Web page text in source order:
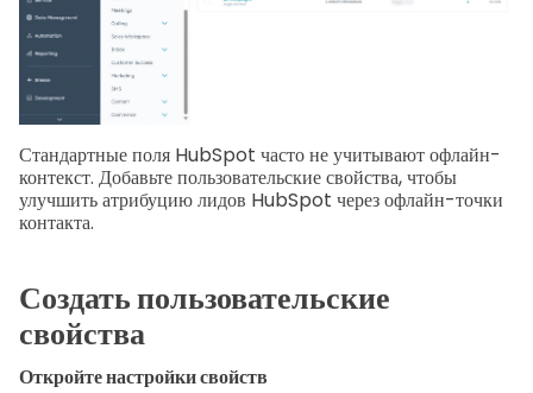
Стандартные поля HubSpot часто не учитывают офлайн-
контекст. Добавьте пользовательские свойства, чтобы
улучшить атрибуцию лидов HubSpot через офлайн-точки
контакта.
Создать пользовательские
свойства
Откройте настройки свойств